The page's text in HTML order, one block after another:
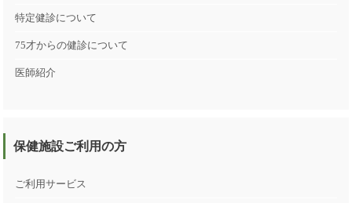
特定健診について
75才からの健診について
医師紹介
保健施設ご利用の方
ご利用サービス